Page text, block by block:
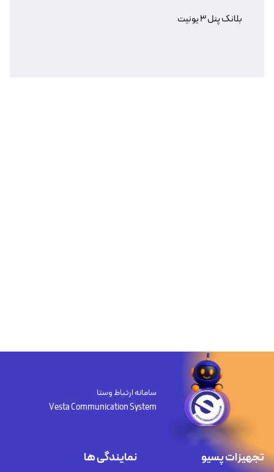
بلانک پنل ۳ یونیت
سامانه ارتباط وستا
Vesta Communication System
تجهیزات پسیو نمایندگی ها